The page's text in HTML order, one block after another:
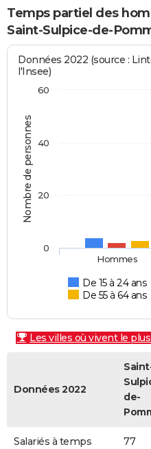
Temps partiel des
Saint-Sulpice-de-
Nombre de personnes
Données 2022 (source :
l'Insee)
De 15 à 24 ans
De 55 à 64 ans
Hommes
0
20
40
60
Les villes où vivent le
Données 2022
de-
Salariés à temps
77